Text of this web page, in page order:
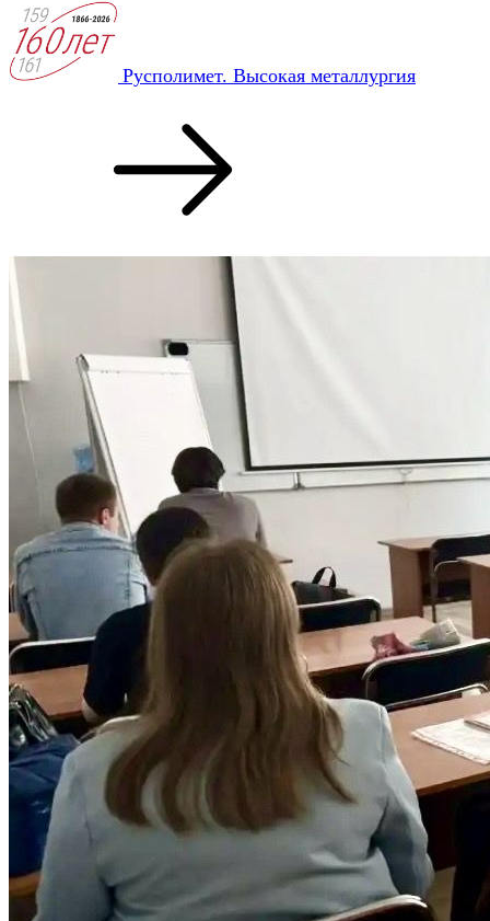
Русполимет. Высокая металлургия